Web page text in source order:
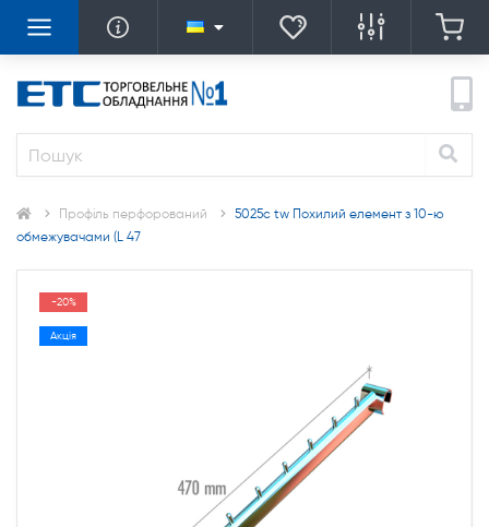
Профіль перфорований
5025c tw Похилий елемент з 10-ю
обмежувачами (L 47
-20%
Акція